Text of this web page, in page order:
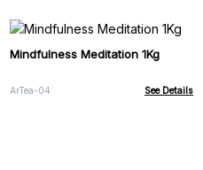
Mindfulness Meditation 1Kg
ArTea-04 See Details